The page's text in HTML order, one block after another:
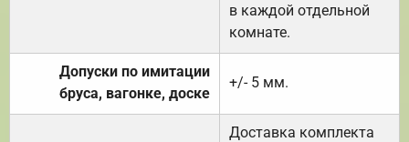
в каждой отдельной
комнате.
Допуски по имитации
бруса, вагонке, доске
+/- 5 мм.
Доставка комплекта